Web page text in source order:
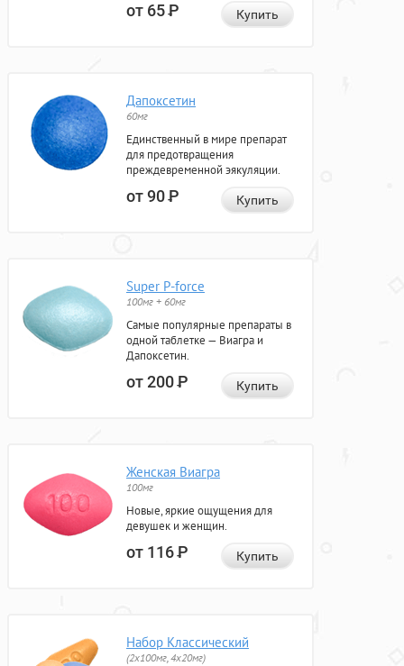
от 65Р Купить
Дапоксетин
60мг
Единственный в мире препарат
для предотвращения
преждевременной эякуляции.
от 90Р Купить
Super P-force
100мг + 60мг
Самые популярные препараты в
одной таблетке — Виагра и
Дапоксетин.
от 200Р Купить
Женская Виагра
100мг
Новые, яркие ощущения для
девушек и женщин.
от 116Р Купить
Набор Классический
(2x100мг, 4x20мг)